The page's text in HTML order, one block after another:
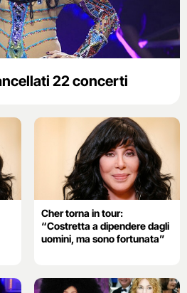
22 concerti
Cher torna in tour:
“Costretta a dipendere dagli
uomini, ma sono fortunata”